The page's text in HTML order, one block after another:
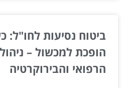
ביטוח נסיעות לחו"ל:
הופכת למכשול –
הרפואי והבירוקרטיה